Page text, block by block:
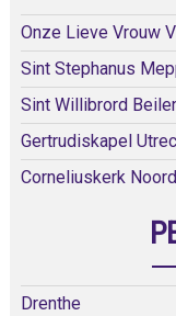
Onze Lieve Vrouw
Sint Stephanus
Sint Willibrord
Gertrudiskapel
Corneliuskerk
Drenthe